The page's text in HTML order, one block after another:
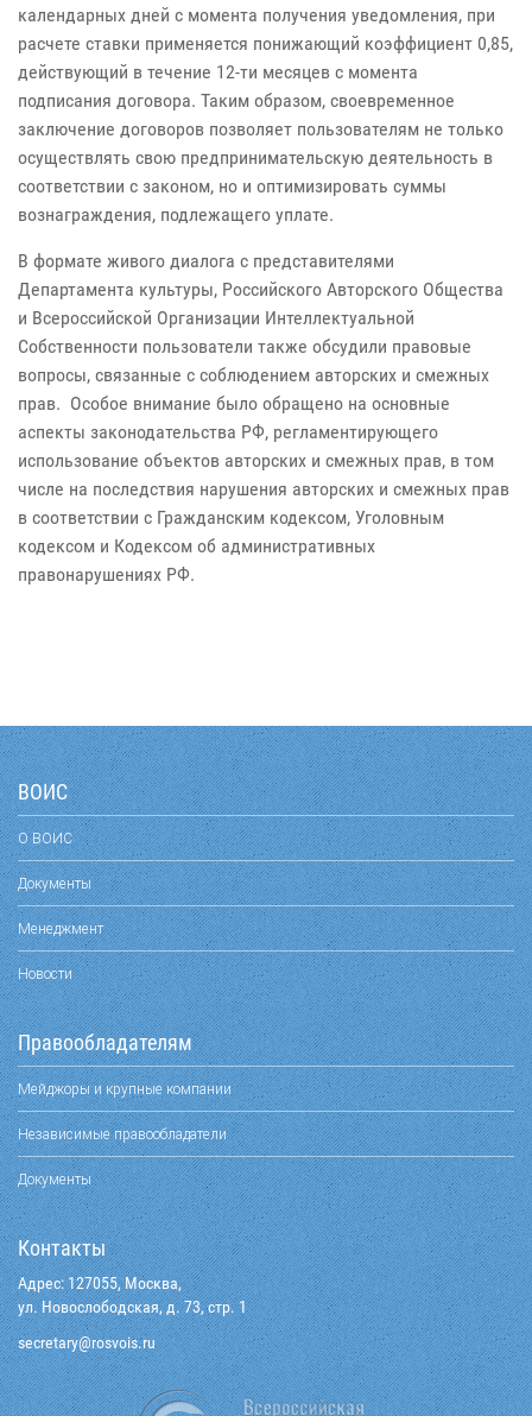
календарных дней с момента получения уведомления, при
расчете ставки применяется понижающий коэффициент 0,85,
действующий в течение 12-ти месяцев с момента
подписания договора. Таким образом, своевременное
заключение договоров позволяет пользователям не только
осуществлять свою предпринимательскую деятельность в
соответствии с законом, но и оптимизировать суммы
вознаграждения, подлежащего уплате.
В формате живого диалога с представителями
Департамента культуры, Российского Авторского Общества
и Всероссийской Организации Интеллектуальной
Собственности пользователи также обсудили правовые
вопросы, связанные с соблюдением авторских и смежных
прав. Особое внимание было обращено на основные
аспекты законодательства РФ, регламентирующего
использование объектов авторских и смежных прав, в том
числе на последствия нарушения авторских и смежных прав
в соответствии с Гражданским кодексом, Уголовным
кодексом и Кодексом об административных
правонарушениях РФ.
ВОИС
О ВОИС
Документы
Менеджмент
Новости
Правообладателям
Мейджоры и крупные компании
Независимые правообладатели
Документы
Контакты
Адрес: 127055, Москва,
ул. Новослободская, д. 73, стр. 1
ur.siovsor
@yraterces